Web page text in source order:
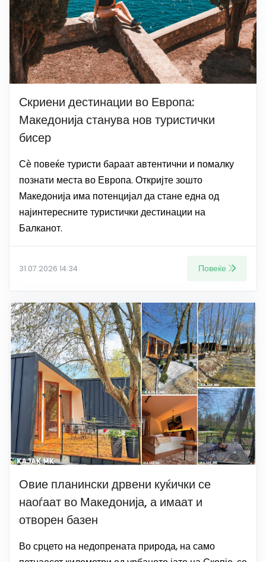
Скриени дестинации во Европа:
Македонија станува нов туристички
бисер
Сѐ повеќе туристи бараат автентични и помалку
познати места во Европа. Откријте зошто
Македонија има потенцијал да стане една од
најинтересните туристички дестинации на
Балканот.
31.07.2026 14:34 Повеќе
Овие планински дрвени куќички се
наоѓаат во Македонија, а имаат и
отворен базен
Во срцето на недопрената природа, на само